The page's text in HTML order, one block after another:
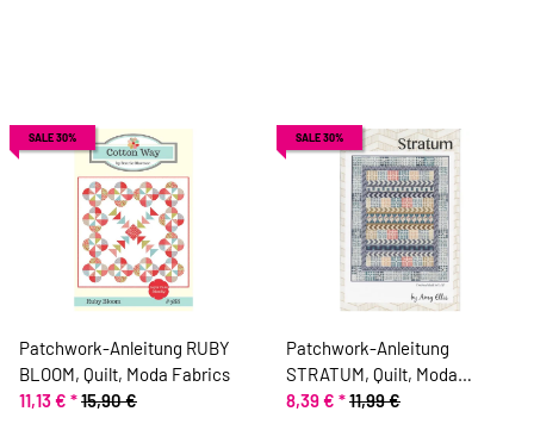
SALE 30%
Patchwork-Anleitung RUBY
BLOOM, Quilt, Moda Fabrics
11,13 € *15,90 €
SALE 30%
Patchwork-Anleitung
STRATUM, Quilt, Moda
Fabrics
8,39 € *11,99 €